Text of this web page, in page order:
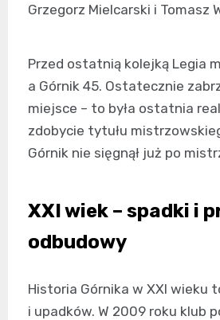
Grzegorz Mielcarski i Tomasz
Przed ostatnią kolejką Legia
a Górnik 45. Ostatecznie
miejsce – to była ostatnia
zdobycie tytułu
Górnik nie sięgnął już po
XXI wiek – spadki i
odbudowy
Historia Górnika w XXI wieku
i upadków. W 2009 roku klub